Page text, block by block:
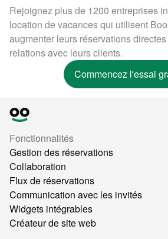
Rejoignez plus de 1200 entreprises
location de vacances qui utilisent
augmenter leurs réservations
relations avec leurs clients.
Commencez l'essai
Fonctionnalités
Gestion des réservations
Collaboration
Flux de réservations
Communication avec les invités
Widgets intégrables
Créateur de site web